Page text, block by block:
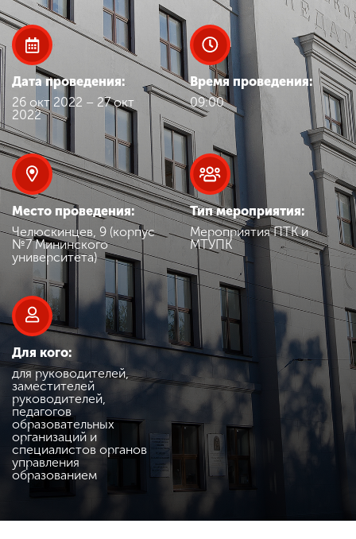
Обучение
Наука
Международная
деятельность
Другие виды
деятельности
Студенческая жизнь
Сведения об
образовательной
организации
ENG SPN CHI
комиссия
Дата проведения:
26 окт 2022 – 27 окт
2022
Время проведения:
09:00
Место проведения:
Челюскинцев, 9 (корпус
№7 Мининского
университета)
Тип мероприятия:
Мероприятия ПТК и
МТУПК
Для кого:
для руководителей,
заместителей
руководителей,
педагогов
образовательных
организаций и
специалистов органов
управления
образованием